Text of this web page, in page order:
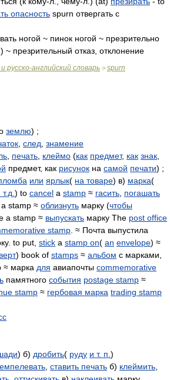
опасность spurn отвергать с
ногой ~ пинок ногой ~ презрительно
~ презрительный отказ, отклонение
русско-английский словарь > spurn
землю) ;
след знамение
печать клеймо (как предмет, как знак
предмет, как рисунок на самой печати) ;
или ярлык( на товаре) в) марка(
т.д. ) to cancel a stamp ≈ гасить погашать
a stamp ≈ облизнуть марку (чтобы
a stamp ≈ выпускать марку The post office
stamp . ≈ Почта выпустила
to put, stick a stamp on( an envelope) ≈
) book of stamps ≈ альбом с марками,
≈ марка для авиапочты commemorative
памятного события postage stamp ≈
stamp ≈ гербовая марка trading stamp
) б) дробить( руду и т. п. )
ставить печать б) клеймить